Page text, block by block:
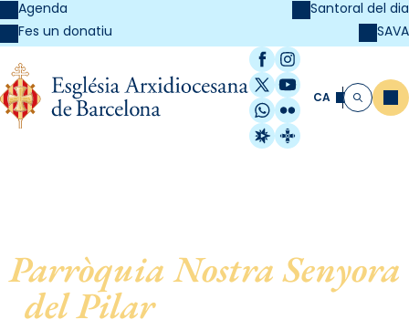
Agenda
Fes un donatiu
Santoral del dia
SAVA
Facebook
Instagram
X / Twitter
YouTube
WhatsApp
Flickr
Radio Estel
Catalunya
CA Cerca
Parròquia Nostra Senyora
del Pilar, de Cornellà de